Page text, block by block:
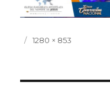
Publicado
Tamaño
1280 × 853